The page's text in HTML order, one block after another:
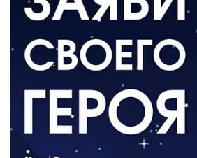
ВЛАСТЬ
День памяти и «Симфония
06.08.2026
Новый настил на экотропе
05.08.2026